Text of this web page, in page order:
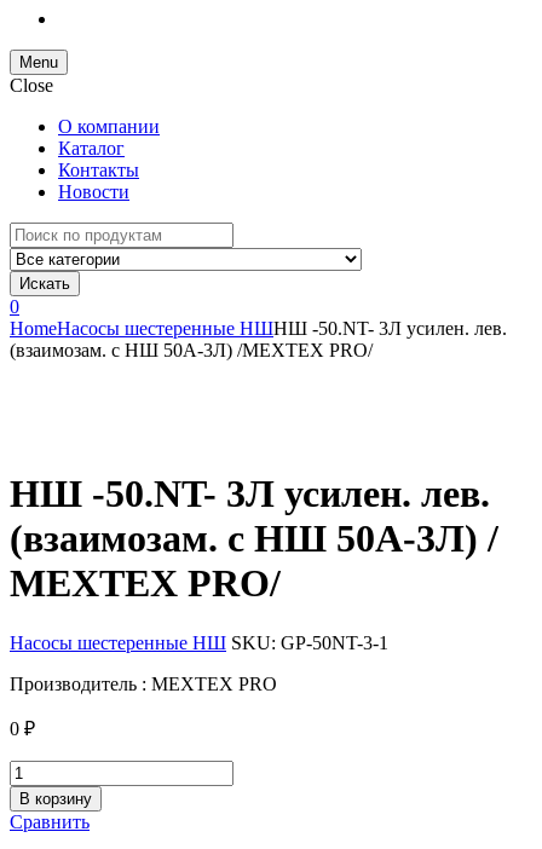
Menu
Close
О компании
Каталог
Контакты
Новости
Search
for:
Искать
0
HomeНасосы шестеренные НШНШ -50.NT- 3Л усилен. лев.
(взаимозам. с НШ 50А-3Л) /МЕХТЕХ PRO/
НШ -50.NT- 3Л усилен. лев.
(взаимозам. с НШ 50А-3Л) /
МЕХТЕХ PRO/
Насосы шестеренные НШ SKU: GP-50NT-3-1
Производитель : МЕХТЕХ PRO
0 ₽
НШ
-50.NT-
3Л
усилен.
В корзину
Сравнить